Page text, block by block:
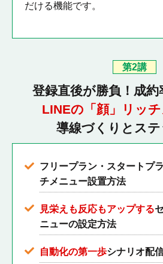
だける機能です。
第2講
登録直後が勝負！成約
LINEの「顔」リッ
導線づくりとス
フリープラン・スタートプ
チメニュー設置方法
見栄えも反応もアップする
ニューの設定方法
自動化の第一歩シナリオ配